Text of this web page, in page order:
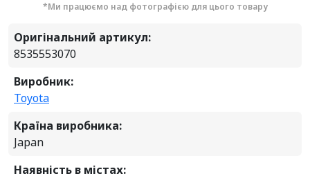
*Ми працюємо над фотографією для цього товару
Оригінальний артикул:
8535553070
Виробник:
Toyota
Країна виробника:
Japan
Наявність в містах: